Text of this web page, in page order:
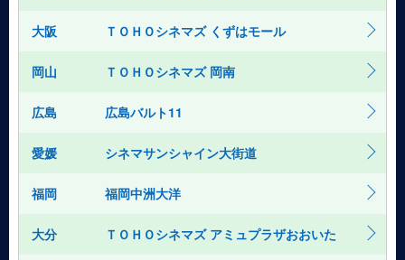
大阪 ＴＯＨＯシネマズ くずはモール
岡山 ＴＯＨＯシネマズ 岡南
広島 広島バルト11
愛媛 シネマサンシャイン大街道
福岡 福岡中洲大洋
大分 ＴＯＨＯシネマズ アミュプラザおおいた